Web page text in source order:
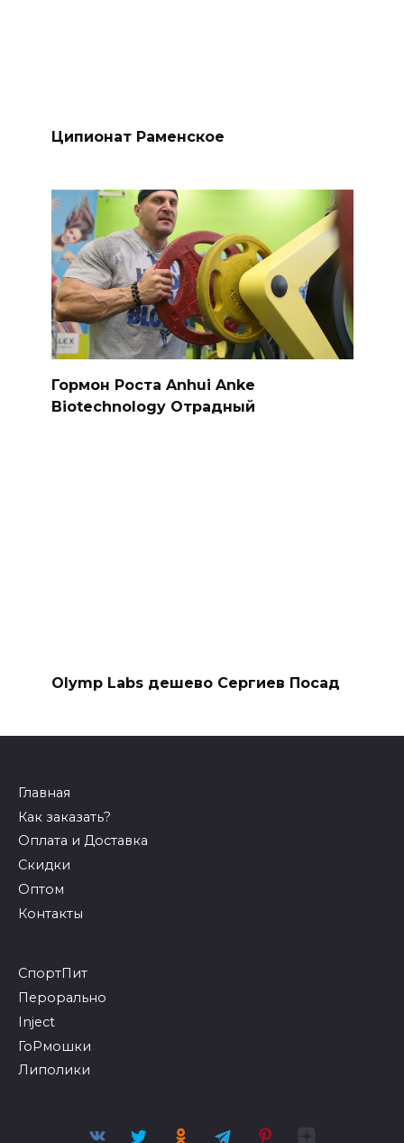
Ципионат Раменское
Гормон Роста Anhui Anke
Biotechnology Отрадный
Olymp Labs дешево Сергиев Посад
Главная
Как заказать?
Оплата и Доставка
Скидки
Оптом
Контакты
СпортПит
Перорально
Inject
ГоРмошки
Липолики